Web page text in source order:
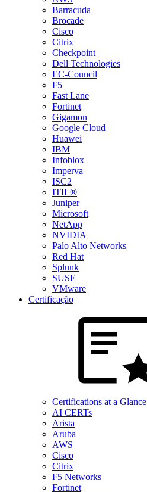
Barracuda
Brocade
Cisco
Citrix
Checkpoint
Dell Technologies
EC-Council
F5
Fast Lane
Fortinet
Gigamon
Google Cloud
Huawei
IBM
Infoblox
Imperva
ISC2
ITIL®
Juniper
Microsoft
NetApp
NVIDIA
Palo Alto Networks
Red Hat
Splunk
SUSE
VMware
Certificação
Certifications at a Glance
AI CERTs
Arista
Aruba
AWS
Cisco
Citrix
F5 Networks
Fortinet